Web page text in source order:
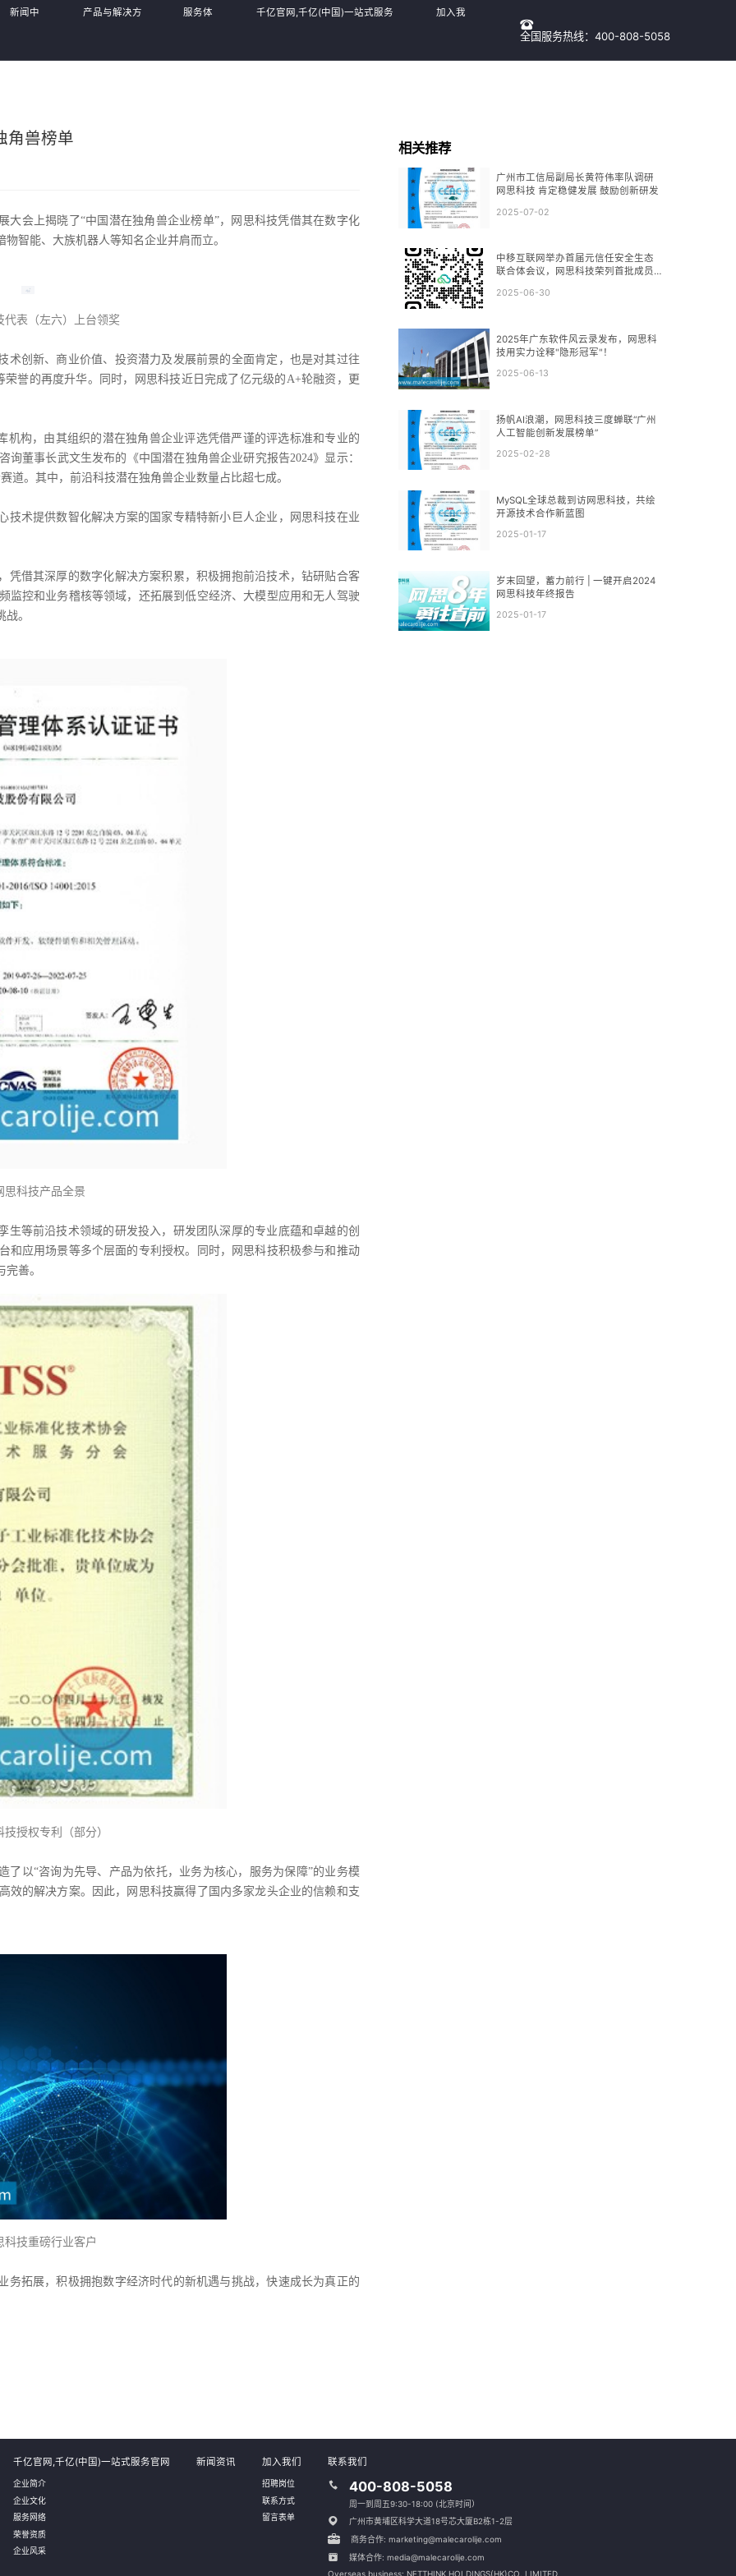
新闻中 产品与解决方 服务体 千亿官网,千亿(中国)一站式服务 加入我
全国服务热线：400-808-5058
角兽榜单
大会上揭晓了“中国潜在独角兽企业榜单”，网思科技凭借其在数字化
智能、大族机器人等知名企业并肩而立。
代表（左六）上台领奖
术创新、商业价值、投资潜力及发展前景的全面肯定，也是对其过往
誉的再度升华。同时，网思科技近日完成了亿元级的A+轮融资，更
机构，由其组织的潜在独角兽企业评选凭借严谨的评选标准和专业的
董事长武文生发布的《中国潜在独角兽企业研究报告2024》显示：
道。其中，前沿科技潜在独角兽企业数量占比超七成。
技术提供数智化解决方案的国家专精特新小巨人企业，网思科技在业
凭借其深厚的数字化解决方案积累，积极拥抱前沿技术，钻研贴合客
监控和业务稽核等领域，还拓展到低空经济、大模型应用和无人驾驶
。
思科技产品全景
等前沿技术领域的研发投入，研发团队深厚的专业底蕴和卓越的创
和应用场景等多个层面的专利授权。同时，网思科技积极参与和推动
善。
授权专利（部分）
以“咨询为先导、产品为依托，业务为核心，服务为保障”的业务模
效的解决方案。因此，网思科技赢得了国内多家龙头企业的信赖和支
科技重磅行业客户
务拓展，积极拥抱数字经济时代的新机遇与挑战，快速成长为真正的
相关推荐
广州市工信局副局长黄符伟率队调研
网思科技 肯定稳健发展 鼓励创新研发
2025-07-02
中移互联网举办首届元信任安全生态
联合体会议，网思科技荣列首批成员
2025-06-30
2025年广东软件风云录发布，网思科
技用实力诠释"隐形冠军"！
2025-06-13
扬帆AI浪潮，网思科技三度蝉联“广州
人工智能创新发展榜单”
2025-02-28
MySQL全球总裁到访网思科技，共绘
开源技术合作新蓝图
2025-01-17
岁末回望，蓄力前行 | 一键开启2024
网思科技年终报告
2025-01-17
千亿官网,千亿(中国)一站式服务官网
企业简介
企业文化
服务网络
荣誉资质
企业风采
新闻资讯 加入我们
招聘岗位
联系方式
留言表单
联系我们
400-808-5058
周一到周五9:30-18:00 (北京时间）
广州市黄埔区科学大道18号芯大厦B2栋1-2层
商务合作: marketing@malecarolije.com
媒体合作: media@malecarolije.com
Overseas business: NETTHINK HOLDINGS(HK)CO.,LIMITED